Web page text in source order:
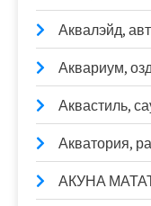
Аквалэйд,
Аквариум,
Аквастиль,
Акватория,
АКУНА